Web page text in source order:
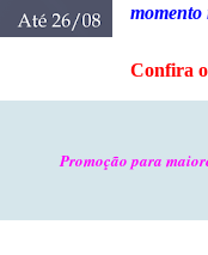
momento
Confira
Promoção para